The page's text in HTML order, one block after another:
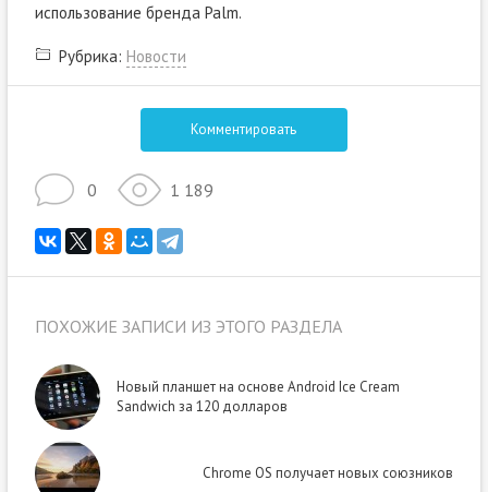
использование бренда Palm.
Рубрика: Новости
Комментировать
0 1 189
ПОХОЖИЕ ЗАПИСИ ИЗ ЭТОГО РАЗДЕЛА
Новый планшет на основе Android Ice Cream
Sandwich за 120 долларов
Chrome OS получает новых союзников